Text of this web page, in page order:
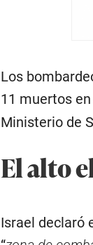
Los
11 muertos
Ministerio de
El alto
Israel declaró